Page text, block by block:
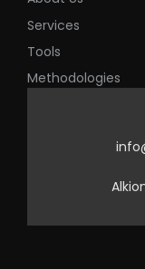
Services
Tools
Methodologies